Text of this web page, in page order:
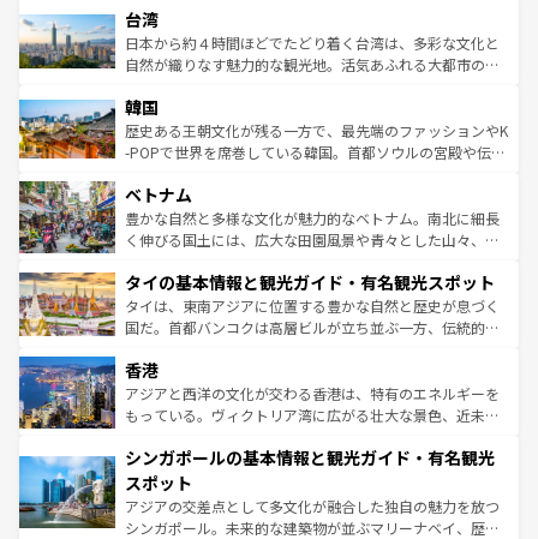
人々、おいしいローカルフードやハワイアンミュージッ
ク、伝統的なフラダンスなど、すべてがハワイの魅力を彩
っている。訪れるたびに新しい発見と感動が待っているハ
はコンテンツ一覧
リアリーフや大陸中央部にそびえるウルル（エアーズロッ
ク）、タスマニアの美しい原生林やケアンズの熱帯雨林な
ど、見どころがたくさん。また、カフェやワイン、オージ
いる。アクティビティも充実しており、サーフィンやダイ
ビング、ハイキングなど、アウトドア好きにはたまらな
い。オーストラリアの多彩な魅力を存分に味わいつくそ
参照してほしい。
台湾
日本から約４時間ほどでたどり着く台湾は、多彩な文化と
自然が織りなす魅力的な観光地。活気あふれる大都市の台
ン）、静ひつな山岳地帯である台湾東部など、都市の喧騒
と山間の静けさが共存しており、訪れる人に新しい発見と
驚きをもたらしてくれる。また、奥深い台湾の食文化も魅
容にもいいと評判のスイーツなど、バラエティ豊かな料理
が味わえる。 なお、新着の台湾情報は コンテンツ一覧を参
照してほしい。
韓国
歴史ある王朝文化が残る一方で、最先端のファッションやK
-POPで世界を席巻している韓国。首都ソウルの宮殿や伝統
き、地方に足を延ばせば四季折々の自然美を楽しむことが
できる。そして、キムチや焼肉、絶品のストリートフード
まで、さまざまな韓国料理が待っている。夜には、韓国な
リティに包まれながら、韓国の多彩な魅力を心ゆくまで味
わってみてほしい。 なお、新着の韓国情報はコンテンツ一
覧を参照してほしい。
ベトナム
豊かな自然と多様な文化が魅力的なベトナム。南北に細長
く伸びる国土には、広大な田園風景や青々とした山々、世
急速な発展と共に伝統が息づく。ハノイの古い町並みやホ
ーチミン市のフランス統治時代の建物も、独特の雰囲気を
醸し出している。また、バラエティの豊かさとおいしさで
とつ。フォーやバインミー、ベトナムコーヒーなどは、ぜ
ひ現地で味わいたい。どの地域を訪れてもあたたかい人々
が旅行者を迎えてくれるので、きっと忘れられない旅にな
参照してほしい。
タイの基本情報と観光ガイド・有名観光スポット
タイは、東南アジアに位置する豊かな自然と歴史が息づく
国だ。首都バンコクは高層ビルが立ち並ぶ一方、伝統的な
の活気が交差している。北部ではチェンマイなどの山岳地
帯で自然と触れ合い、南部ではプーケットやクラビの美し
いビーチでリゾート気分を楽しむことができる。タイ料理
激する。気候は一年中温暖で、どの季節にも異なる楽しみ
が待っている。親しみやすいタイの人々、仏教を中心とし
た文化、そして多様な観光資源が、訪れる旅人を魅了し続
ける。 なお、新着のタイ情報はコンテンツ一覧を参照して
香港
アジアと西洋の文化が交わる香港は、特有のエネルギーを
もっている。ヴィクトリア湾に広がる壮大な景色、近未来
み、どこを訪れても感動するはず。観光スポットが密集し
ており、効率よく見どころを回れるのも魅力。息をのむよ
うな絶景から文化的な体験まで、香港を存分に楽しみ尽く
そう。 なお、新着の香港情報はコンテンツ一覧を参照して
シンガポールの基本情報と観光ガイド・有名観光
スポット
アジアの交差点として多文化が融合した独自の魅力を放つ
シンガポール。未来的な建築物が並ぶマリーナベイ、歴史